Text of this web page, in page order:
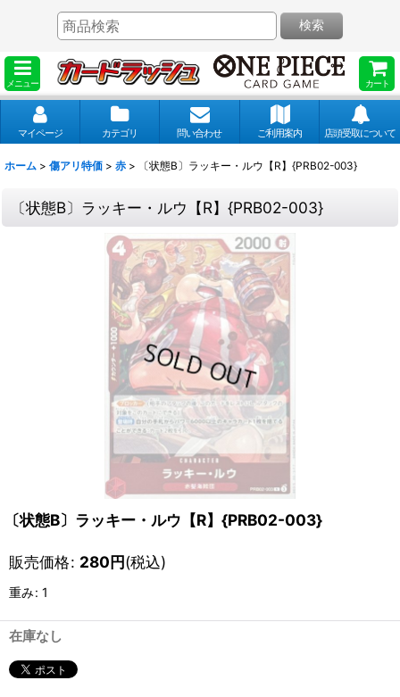
メニュー カート
検索
マイページ カテゴリ 問い合わせ ご利用案内 店頭受取について
ホーム > 傷アリ特価 > 赤 > 〔状態B〕ラッキー・ルウ【R】{PRB02-003}
〔状態B〕ラッキー・ルウ【R】{PRB02-003}
〔状態B〕ラッキー・ルウ【R】{PRB02-003}
販売価格: 280円(税込)
重み: 1
在庫なし